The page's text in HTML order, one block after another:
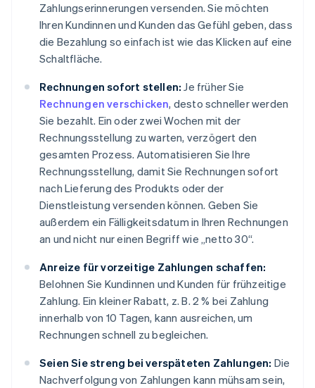
Zahlungserinnerungen versenden. Sie möchten
Ihren Kundinnen und Kunden das Gefühl geben, dass
die Bezahlung so einfach ist wie das Klicken auf eine
Schaltfläche.
Rechnungen sofort stellen: Je früher Sie
Rechnungen verschicken, desto schneller werden
Sie bezahlt. Ein oder zwei Wochen mit der
Rechnungsstellung zu warten, verzögert den
gesamten Prozess. Automatisieren Sie Ihre
Rechnungsstellung, damit Sie Rechnungen sofort
nach Lieferung des Produkts oder der
Dienstleistung versenden können. Geben Sie
außerdem ein Fälligkeitsdatum in Ihren Rechnungen
an und nicht nur einen Begriff wie „netto 30“.
Anreize für vorzeitige Zahlungen schaffen:
Belohnen Sie Kundinnen und Kunden für frühzeitige
Zahlung. Ein kleiner Rabatt, z. B. 2 % bei Zahlung
innerhalb von 10 Tagen, kann ausreichen, um
Rechnungen schnell zu begleichen.
Seien Sie streng bei verspäteten Zahlungen: Die
Nachverfolgung von Zahlungen kann mühsam sein,